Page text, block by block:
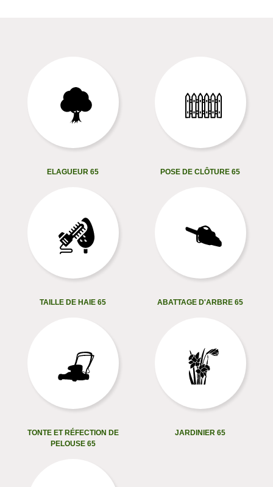
ELAGUEUR 65 POSE DE CLÔTURE 65
TAILLE DE HAIE 65 ABATTAGE D'ARBRE 65
TONTE ET RÉFECTION DE
PELOUSE 65
JARDINIER 65